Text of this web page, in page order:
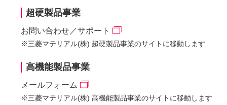
超硬製品事業
お問い合わせ／サポート
※三菱マテリアル(株) 超硬製品事業のサイトに移動します
高機能製品事業
メールフォーム
※三菱マテリアル(株) 高機能製品事業のサイトに移動します